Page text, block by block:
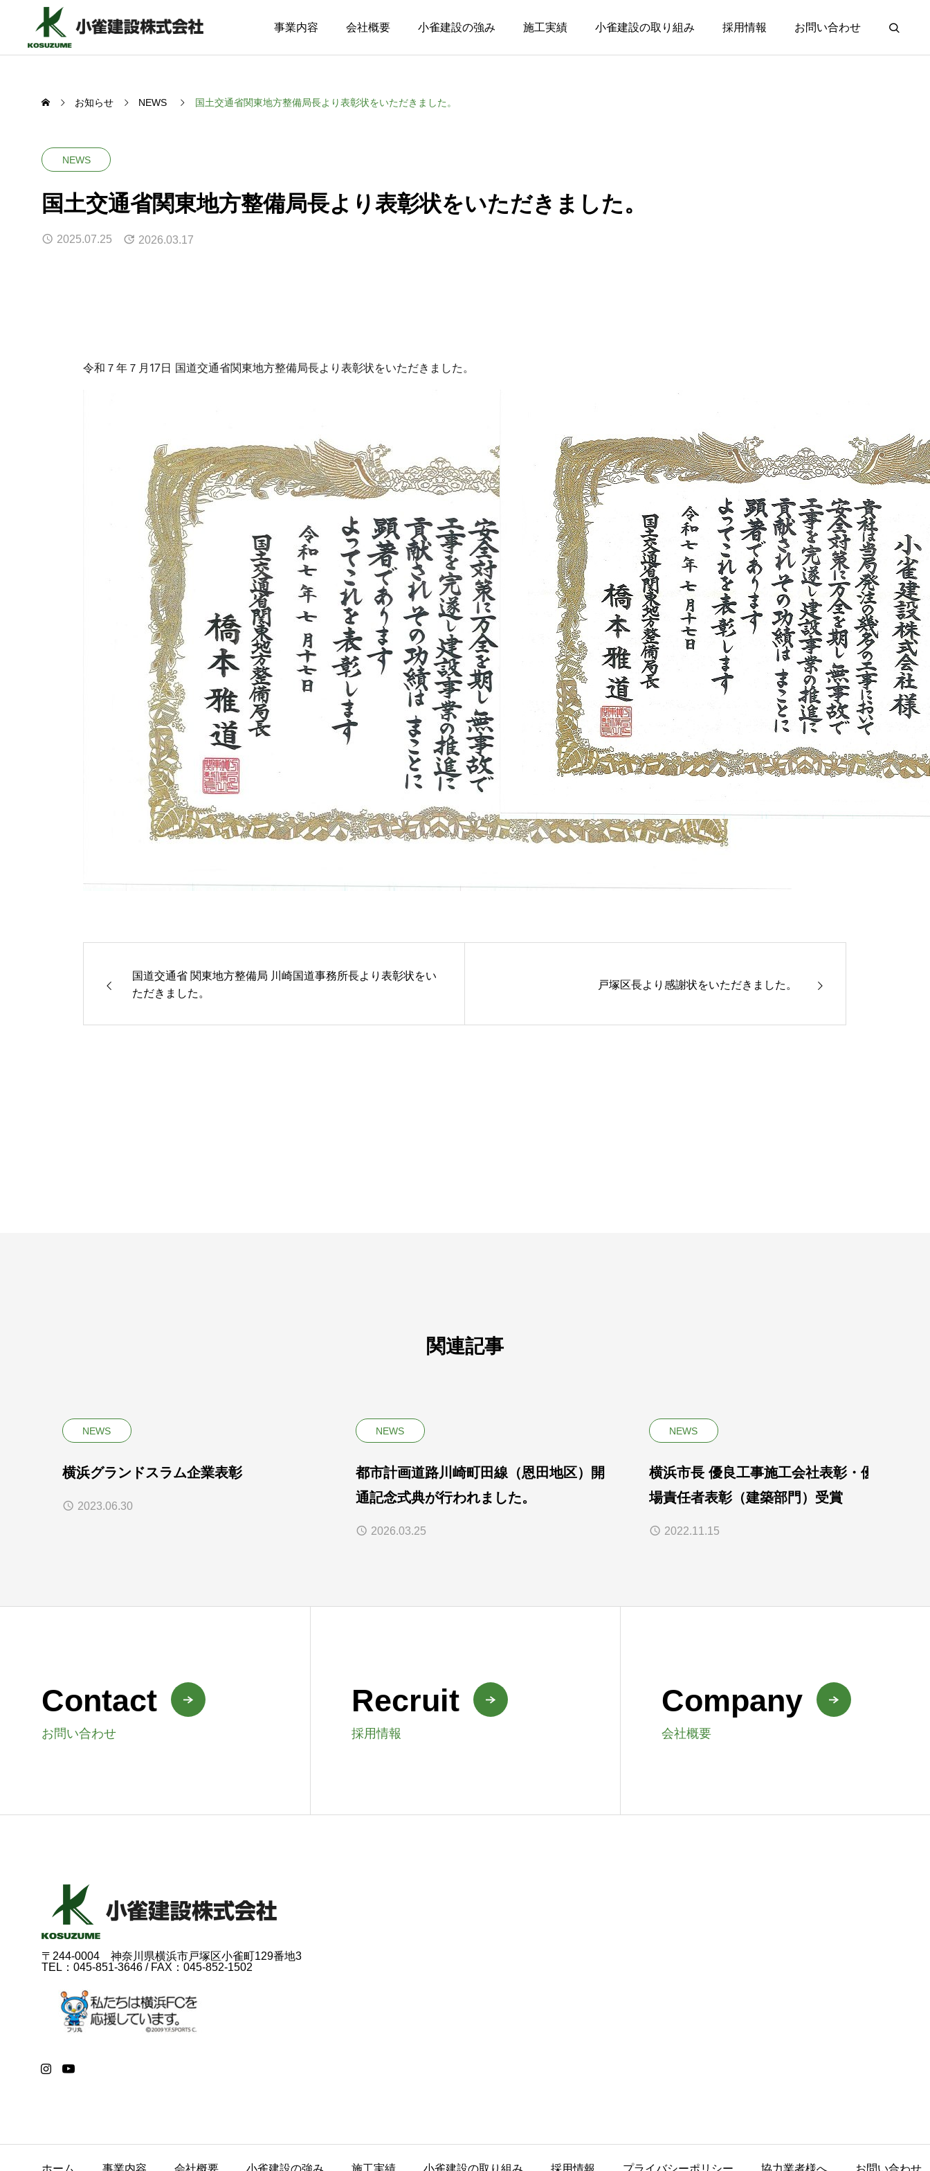
事業内容 会社概要 小雀建設の強み 施工実績 小雀建設の取り組み 採用情報 お問い合わせ
SERVICE
地域とともに未来を築く PPP/PFI. ASSET. INFRA.
お知らせ NEWS 国土交通省関東地方整備局長より表彰状をいただきました。
NEWS
国土交通省関東地方整備局長より表彰状をいただきました。
2025.07.25 2026.03.17
令和７年７月17日 国道交通省関東地方整備局長より表彰状をいただきました。
国道交通省 関東地方整備局 川崎国道事務所長より表彰状をい
ただきました。
戸塚区長より感謝状をいただきました。
関連記事
NEWS
横浜グランドスラム企業表彰
2023.06.30
NEWS
都市計画道路川崎町田線（恩田地区）開
通記念式典が行われました。
2026.03.25
NEWS
横浜市長 優良工事施工会社表彰・優秀現
場責任者表彰（建築部門）受賞
2022.11.15
Contact
お問い合わせ
Recruit
採用情報
Company
会社概要
〒244-0004 神奈川県横浜市戸塚区小雀町129番地3
TEL：045-851-3646 / FAX：045-852-1502
ホーム 事業内容 会社概要 小雀建設の強み 施工実績 小雀建設の取り組み 採用情報 プライバシーポリシー 協力業者様へ お問い合わせ